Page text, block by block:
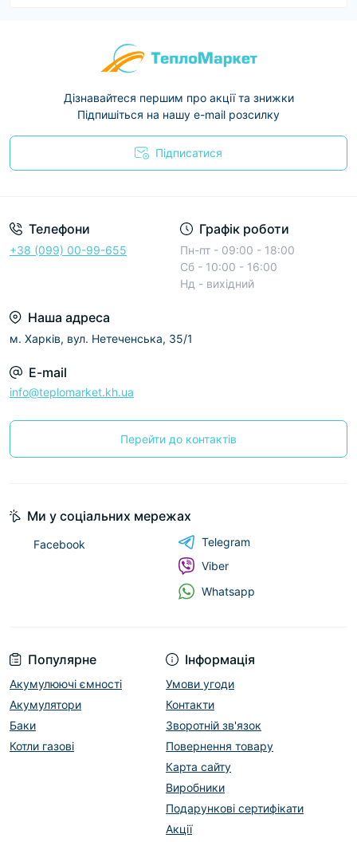
Дізнавайтеся першим про акції та знижки
Підпишіться на нашу e-mail розсилку
Підписатися
Телефони
+38 (099) 00-99-655
Графік роботи
Пн-пт - 09:00 - 18:00
Сб - 10:00 - 16:00
Нд - вихідний
Наша адреса
м. Харків, вул. Нетеченська, 35/1
E-mail
info@teplomarket.kh.ua
Перейти до контактів
Популярне
Акумулюючі ємності
Акумулятори
Баки
Котли газові
Інформація
Умови угоди
Контакти
Зворотній зв'язок
Повернення товару
Карта сайту
Виробники
Подарункові сертифікати
Акції
Ми у соціальних мережах
Facebook
Telegram
Viber
Whatsapp